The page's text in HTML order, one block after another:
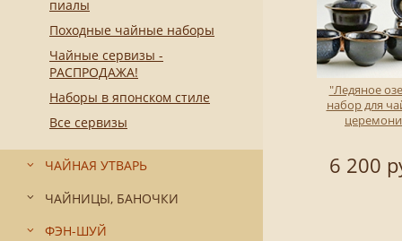
пиалы
Походные чайные наборы
Чайные сервизы -
РАСПРОДАЖА!
Наборы в японском стиле
Все сервизы
ЧАЙНАЯ УТВАРЬ
ЧАЙНИЦЫ, БАНОЧКИ
ФЭН-ШУЙ
"Ледяное
набор для
6 200